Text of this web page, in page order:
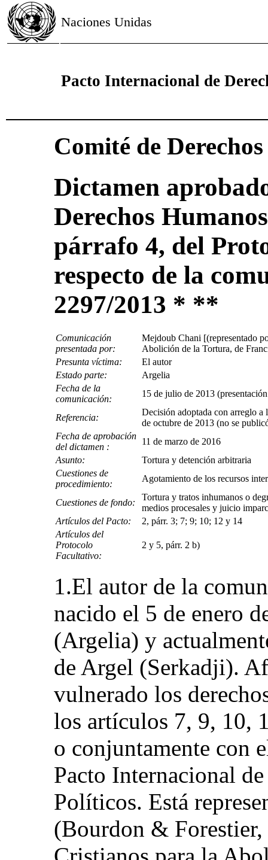
Naciones Unidas
Pacto Internacional de
Comité de
Dictamen
Derechos
párrafo 4, del
respecto de la
2297/2013 * **
Comunicación
presentada por:
Mejdoub Chani [(representado
Abolición de la Tortura, de
Presunta víctima:
El autor
Estado parte:
Argelia
Fecha de la
comunicación:
15 de julio de 2013
Referencia:
Decisión adoptada con arreglo a
de octubre de 2013 (no se
Fecha de aprobación
del dictamen :
11 de marzo de 2016
Asunto:
Tortura y detención arbitraria
Cuestiones de
procedimiento:
Agotamiento de los recursos
Cuestiones de fondo:
Tortura y tratos inhumanos o
medios procesales y juicio
Artículos del Pacto:
2, párr. 3; 7; 9; 10; 12 y 14
Artículos del
Protocolo
Facultativo:
2 y 5, párr. 2 b)
1.El autor de la
nacido el 5 de enero
(Argelia) y
de Argel (Serkadji).
vulnerado los
los artículos 7, 9, 10,
o conjuntamente con
Pacto Internacional
Políticos. Está
(Bourdon &